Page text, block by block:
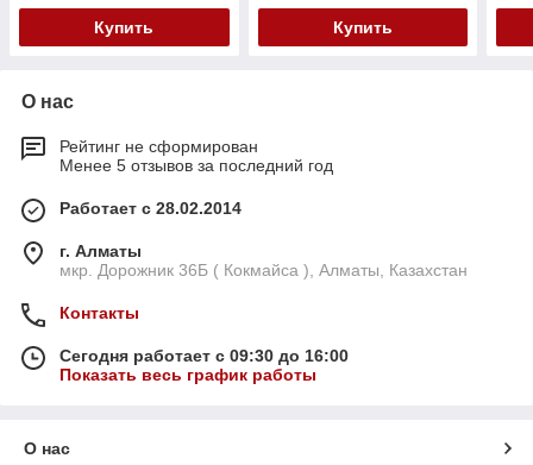
Купить Купить
О нас
Рейтинг не сформирован
Менее 5 отзывов за последний год
Работает с 28.02.2014
г. Алматы
мкр. Дорожник 36Б ( Кокмайса ), Алматы, Казахстан
Контакты
Сегодня работает с 09:30 до 16:00
Показать весь график работы
О нас